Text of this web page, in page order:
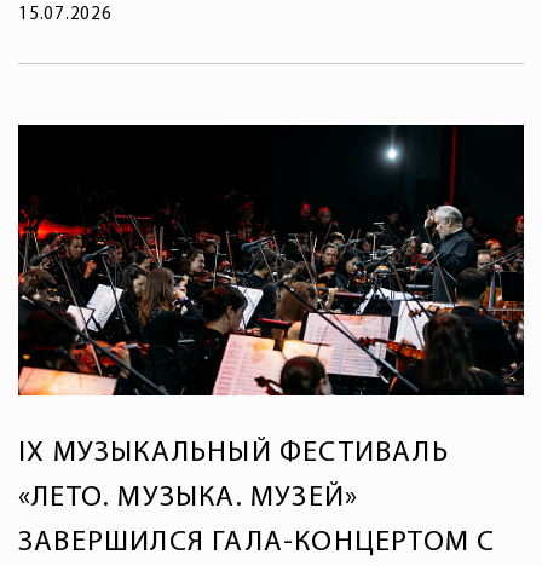
15.07.2026
IX МУЗЫКАЛЬНЫЙ ФЕСТИВАЛЬ
«ЛЕТО. МУЗЫКА. МУЗЕЙ»
ЗАВЕРШИЛСЯ ГАЛА-КОНЦЕРТОМ С